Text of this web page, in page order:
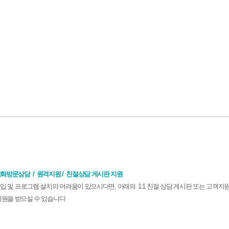
방문상담 / 원격지원 / 친절상담 게시판 지원
및 프로그램 설치의 어려움이 있으시다면, 아래의 1:1 친절 상담 게시판 또는 고객지
원을 받으실 수 있습니다